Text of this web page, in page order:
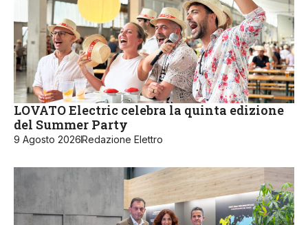
LOVATO Electric celebra la quinta edizione
del Summer Party
9 Agosto 2026Redazione Elettro